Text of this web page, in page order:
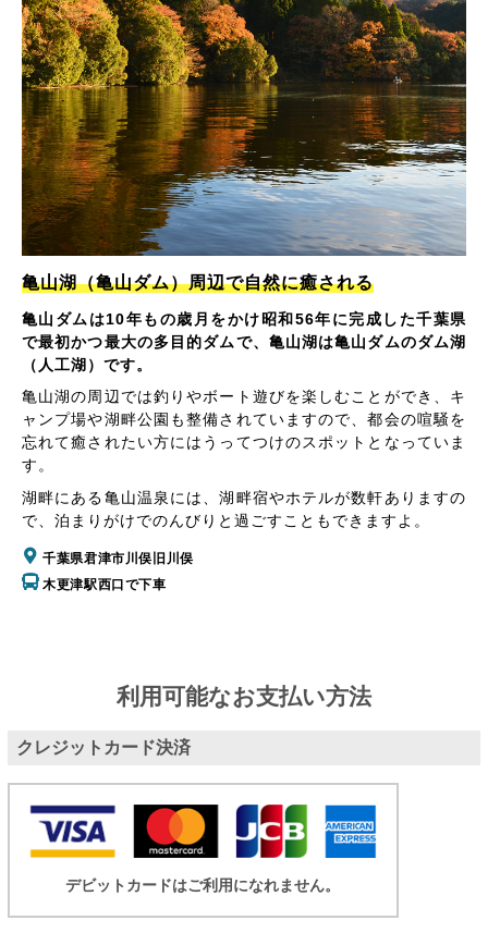
亀山湖（亀山ダム）周辺で自然に癒される
亀山ダムは10年もの歳月をかけ昭和56年に完成した千葉県
で最初かつ最大の多目的ダムで、亀山湖は亀山ダムのダム湖
（人工湖）です。
亀山湖の周辺では釣りやボート遊びを楽しむことができ、キ
ャンプ場や湖畔公園も整備されていますので、都会の喧騒を
忘れて癒されたい方にはうってつけのスポットとなっていま
す。
湖畔にある亀山温泉には、湖畔宿やホテルが数軒ありますの
で、泊まりがけでのんびりと過ごすこともできますよ。
千葉県君津市川俣旧川俣
木更津駅西口で下車
利用可能なお支払い方法
クレジットカード決済
デビットカードはご利用になれません。